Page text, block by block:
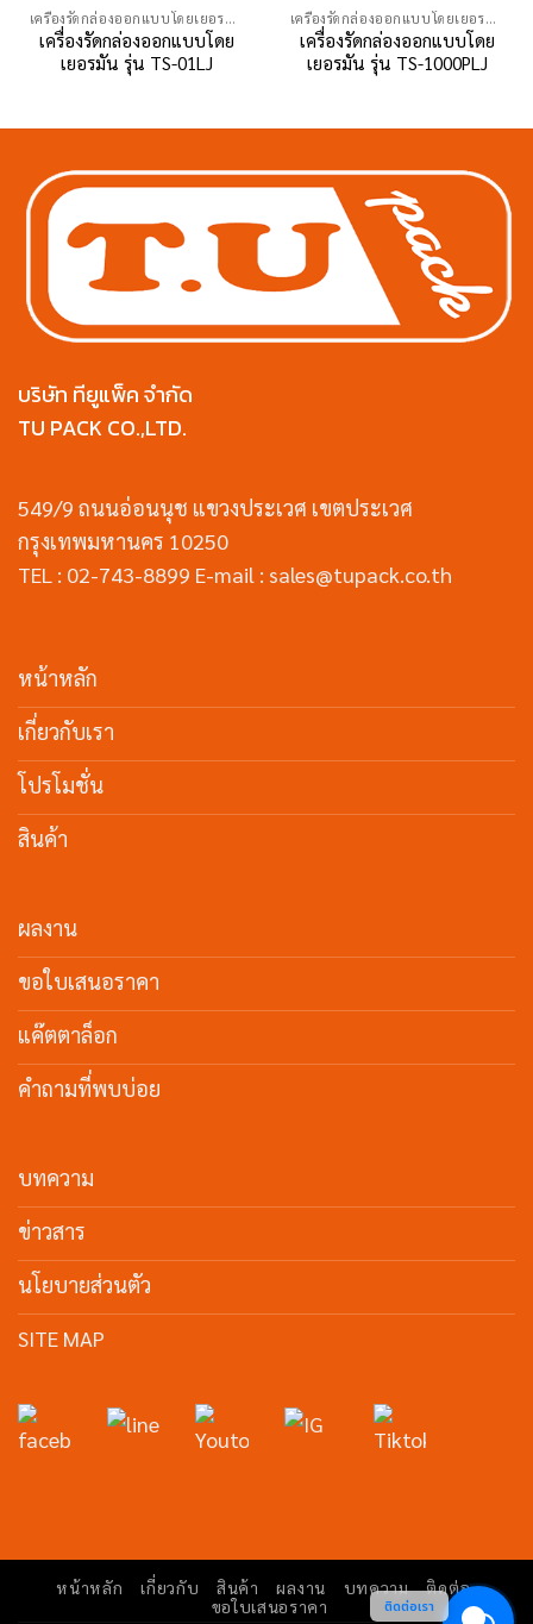
เครื่องรัดกล่องออกแบบโดยเยอรมัน
เครื่องรัดกล่องออกแบบโดย
เยอรมัน รุ่น TS-01LJ
เครื่องรัดกล่องออกแบบโดยเยอรมัน
เครื่องรัดกล่องออกแบบโดย
เยอรมัน รุ่น TS-1000PLJ
บริษัท ทียูแพ็ค จำกัด
TU PACK CO.,LTD.
549/9 ถนนอ่อนนุช แขวงประเวศ เขตประเวศ
กรุงเทพมหานคร 10250
TEL : 02-743-8899 E-mail : sales@tupack.co.th
หน้าหลัก
เกี่ยวกับเรา
โปรโมชั่น
สินค้า
ผลงาน
ขอใบเสนอราคา
แค๊ตตาล็อก
คำถามที่พบบ่อย
บทความ
ข่าวสาร
นโยบายส่วนตัว
SITE MAP
หน้าหลัก เกี่ยวกับ สินค้า ผลงาน บทความ
ติดต่อ
ขอใบเสนอราคา
ติดต่อเรา